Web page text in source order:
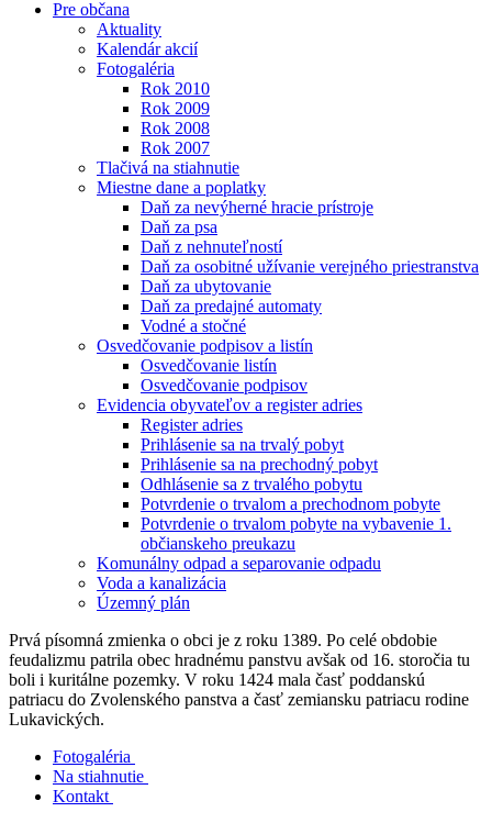
Pre občana
Aktuality
Kalendár akcií
Fotogaléria
Rok 2010
Rok 2009
Rok 2008
Rok 2007
Tlačivá na stiahnutie
Miestne dane a poplatky
Daň za nevýherné hracie prístroje
Daň za psa
Daň z nehnuteľností
Daň za osobitné užívanie verejného priestranstva
Daň za ubytovanie
Daň za predajné automaty
Vodné a stočné
Osvedčovanie podpisov a listín
Osvedčovanie listín
Osvedčovanie podpisov
Evidencia obyvateľov a register adries
Register adries
Prihlásenie sa na trvalý pobyt
Prihlásenie sa na prechodný pobyt
Odhlásenie sa z trvalého pobytu
Potvrdenie o trvalom a prechodnom pobyte
Potvrdenie o trvalom pobyte na vybavenie 1.
občianskeho preukazu
Komunálny odpad a separovanie odpadu
Voda a kanalizácia
Územný plán
Prvá písomná zmienka o obci je z roku 1389. Po celé obdobie
feudalizmu patrila obec hradnému panstvu avšak od 16. storočia tu
boli i kuritálne pozemky. V roku 1424 mala časť poddanskú
patriacu do Zvolenského panstva a časť zemiansku patriacu rodine
Lukavických.
Fotogaléria
Na stiahnutie
Kontakt